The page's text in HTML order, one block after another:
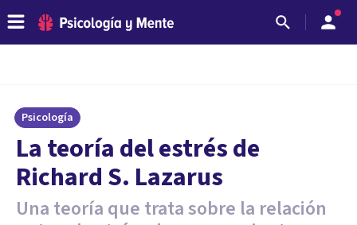
Psicología
La teoría del estrés de
Richard S. Lazarus
Una teoría que trata sobre la relación